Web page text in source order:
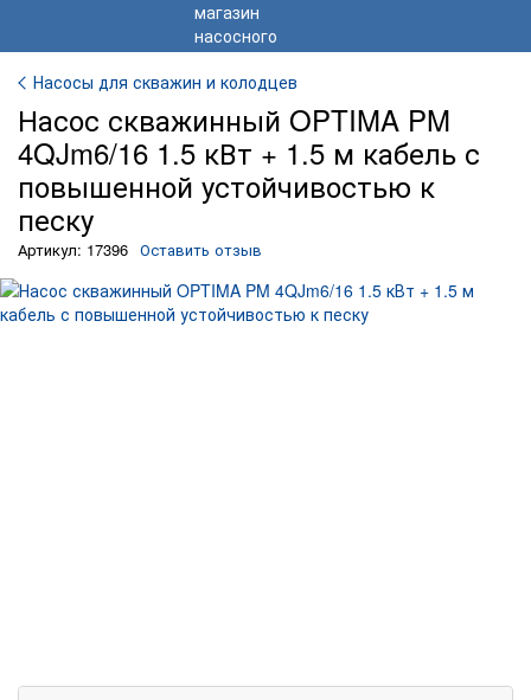
Насосы для скважин и колодцев
Насос скважинный OPTIMA PM
4QJm6/16 1.5 кВт + 1.5 м кабель с
повышенной устойчивостью к
песку
Артикул: 17396 Оставить отзыв